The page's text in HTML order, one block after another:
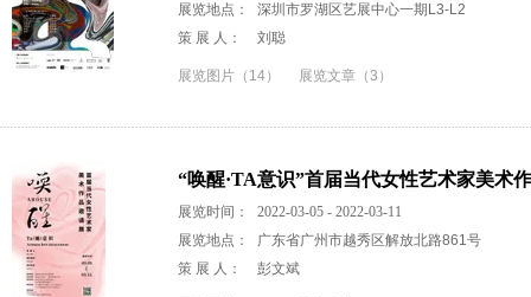
展览地点：
深圳市罗湖区艺展中心一期L3-L2
策 展 人：
刘聪
展览图片（14） 展览文章（3）
“唤醒·TA意识”首届当代女性艺术家美术
展览时间：
2022-03-05 - 2022-03-11
展览地点：
广东省广州市越秀区解放北路861号
策 展 人：
彭文斌